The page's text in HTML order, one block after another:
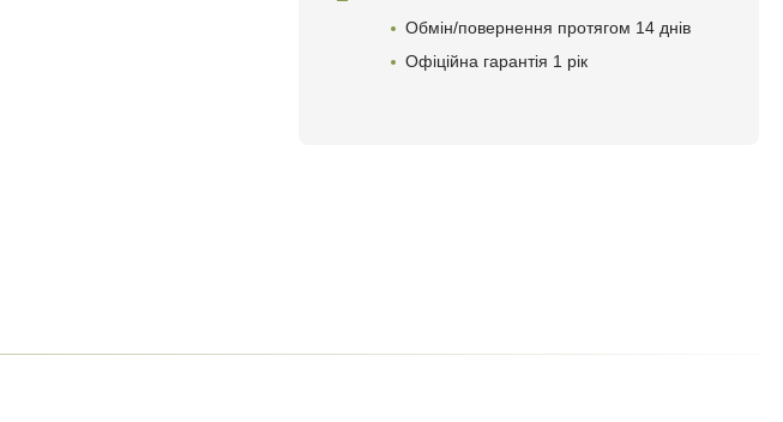
Обмін/повернення протягом 14 днів
Офіційна гарантія 1 рік